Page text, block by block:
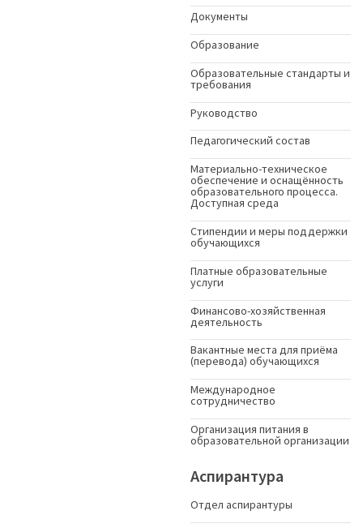
Документы
Образование
Образовательные стандарты и
требования
Руководство
Педагогический состав
Материально-техническое
обеспечение и оснащённость
образовательного процесса.
Доступная среда
Стипендии и меры поддержки
обучающихся
Платные образовательные
услуги
Финансово-хозяйственная
деятельность
Вакантные места для приёма
(перевода) обучающихся
Международное
сотрудничество
Организация питания в
образовательной организации
Аспирантура
Отдел аспирантуры